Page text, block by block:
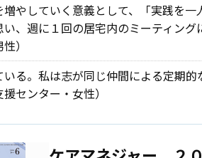
やしていく意義として、「実践を
、週に１回の居宅内のミーティン
）
る。私は志が同じ仲間による定期
センター・女性）